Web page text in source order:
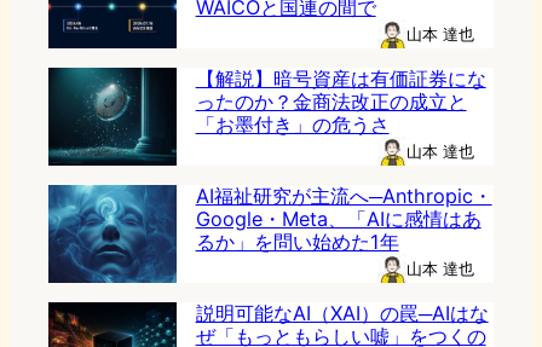
WAICOと国連の間で
山本 達也
【解説】暗号資産は有価証券にな
ったのか？金商法改正の成立と
「お墨付き」の危うさ
山本 達也
AI福祉研究が主流へ─Anthropic・
Google・Meta、「AIに感情はあ
るか」を問い始めた1年
山本 達也
説明可能なAI（XAI）の罠─AIはな
ぜ「もっともらしい嘘」をつくの